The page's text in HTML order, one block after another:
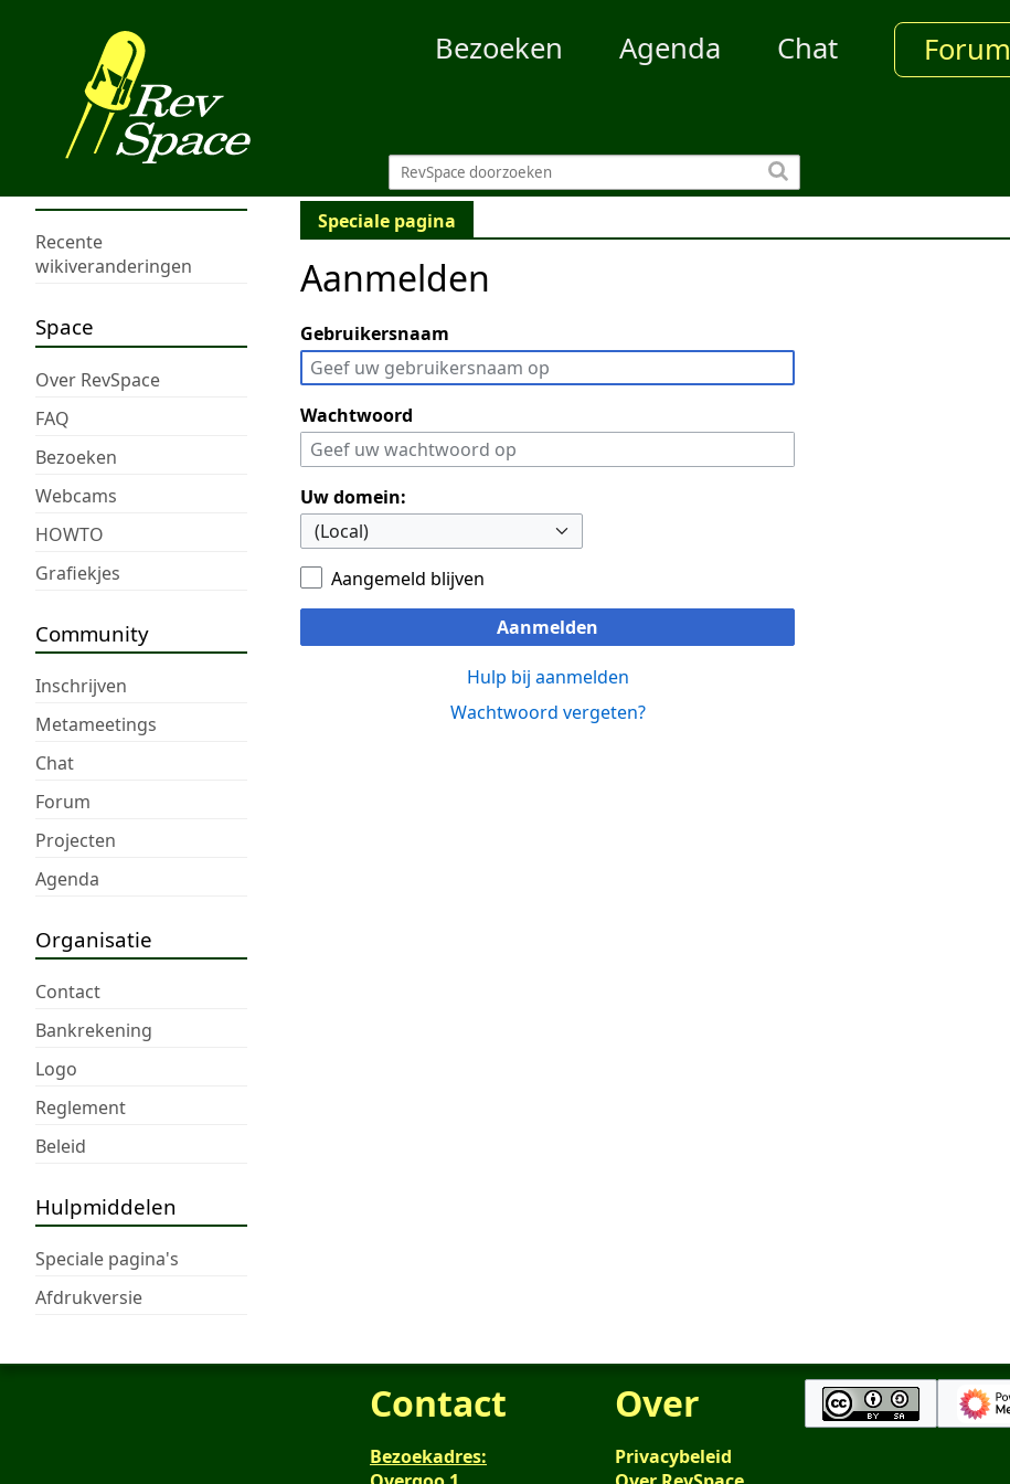
Bezoeken Agenda Chat Forum
Recente
wikiveranderingen
Space
Over RevSpace
FAQ
Bezoeken
Webcams
HOWTO
Grafiekjes
Community
Inschrijven
Metameetings
Chat
Forum
Projecten
Agenda
Organisatie
Contact
Bankrekening
Logo
Reglement
Beleid
Hulpmiddelen
Speciale pagina's
Afdrukversie
Speciale pagina
Aanmelden
Gebruikersnaam
Wachtwoord
Uw domein:
Aangemeld blijven
Aanmelden
Hulp bij aanmelden
Wachtwoord vergeten?
Contact
Bezoekadres:
Over
Privacybeleid